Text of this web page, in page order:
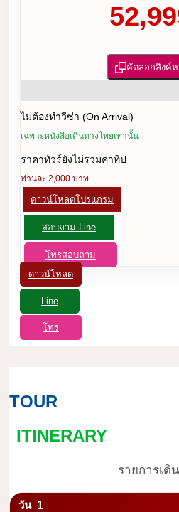
คัดลอกลิงค์ห
ไม่ต้องทำวีซ่า (On Arrival)
เฉพาะหนังสือเดินทางไทยเท่านั้น
ราคาทัวร์ยังไม่รวมค่าทิป
ท่านละ 2,000 บาท
ดาวน์โหลดโปรแกรม
สอบถาม Line
โทรสอบถาม
ดาวน์โหลด
Line
โทร
TOUR
ITINERARY
รายการเดิ
1